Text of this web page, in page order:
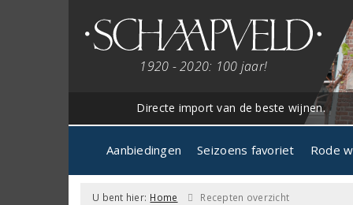
1920 - 2020: 100 jaar!
Directe import van de beste wijnen.
Aanbiedingen Seizoens favoriet Rode
U bent hier: Home Recepten overzicht